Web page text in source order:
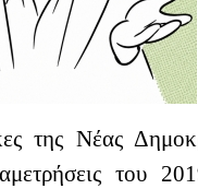
της Νέας
του